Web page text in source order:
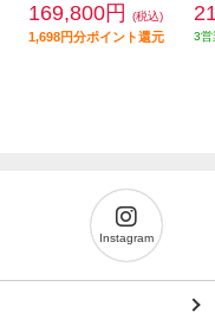
169,800円 (税込)
1,698円分ポイント還元 3営
Instagram